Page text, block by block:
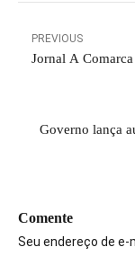
PREVIOUS
Jornal A
Governo lança
Comente
Seu endereço de e-